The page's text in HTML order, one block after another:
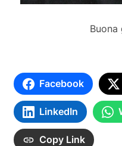
Buona
Facebook
LinkedIn
Copy Link